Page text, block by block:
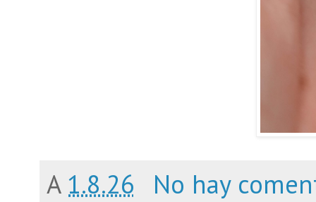
A 1.8.26 No hay